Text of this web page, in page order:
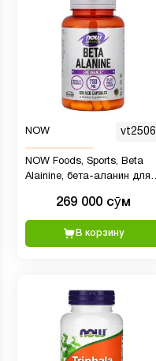
NOW vt2506
NOW Foods, Sports, Beta
Alainine, бета-аланин для
750 мг, 120 растительных
капсул
269 000 сӯм
В корзину